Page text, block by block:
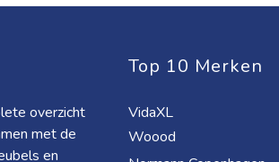
overzicht
met de
en
Top 10 Merken
VidaXL
Woood